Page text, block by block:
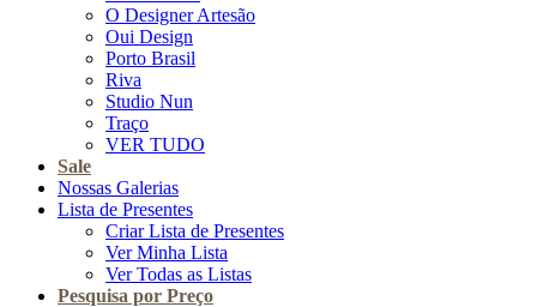
O Designer Artesão
Oui Design
Porto Brasil
Riva
Studio Nun
Traço
VER TUDO
Sale
Nossas Galerias
Lista de Presentes
Criar Lista de Presentes
Ver Minha Lista
Ver Todas as Listas
Pesquisa por Preço